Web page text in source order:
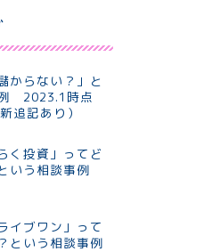
からない？」と
2023.1時点
追記あり）
く投資」ってど
いう相談事例
イブワン」って
という相談事例